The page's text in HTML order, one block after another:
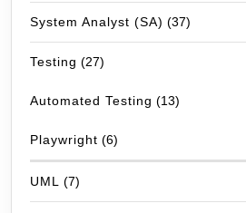
System Analyst (SA) (37)
Testing (27)
Automated Testing (13)
Playwright (6)
UML (7)